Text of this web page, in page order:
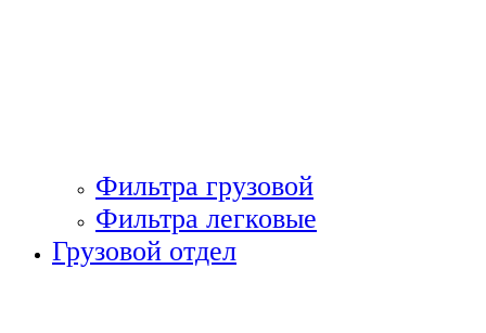
Фильтра грузовой
Фильтра легковые
Грузовой отдел